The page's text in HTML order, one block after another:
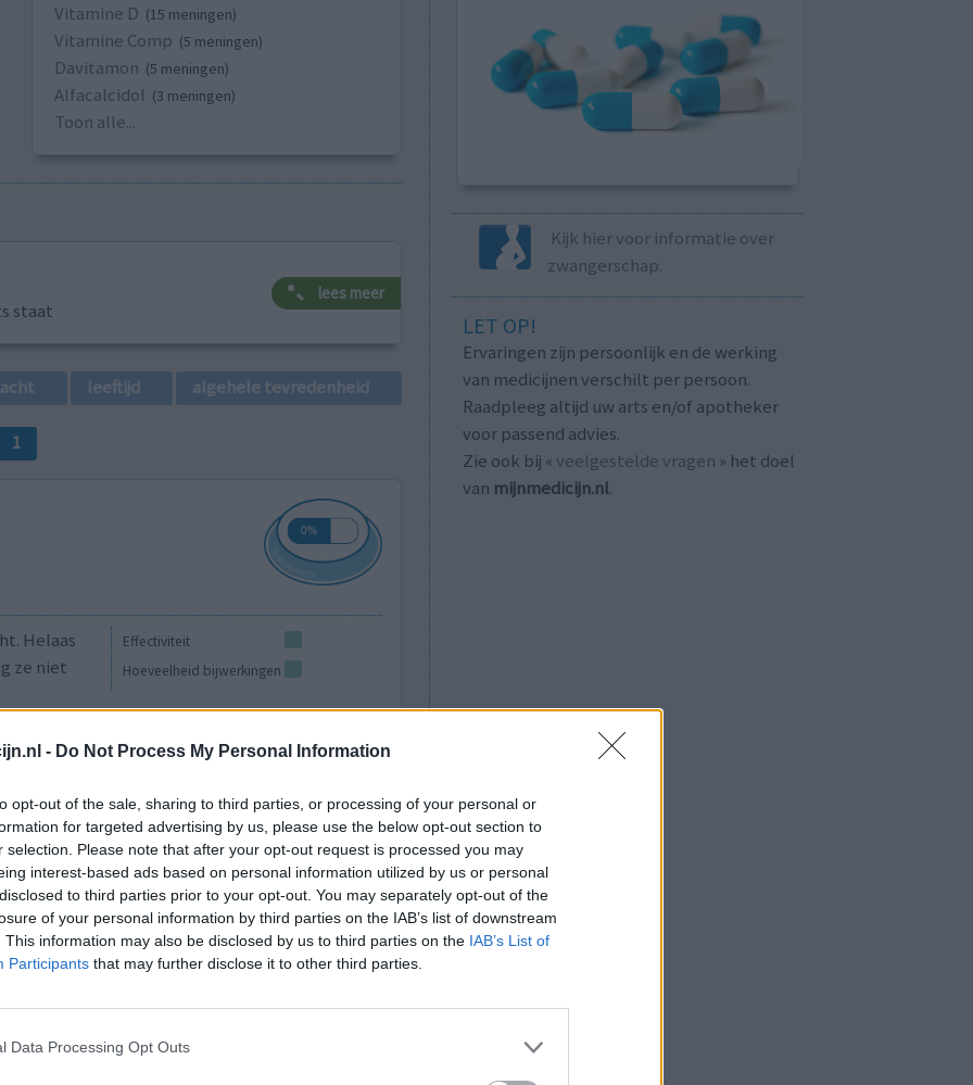
- Do Not Process My Personal Information
opt-out of the sale, sharing to third parties, or processing of your personal or
for targeted advertising by us, please use the below opt-out section to
selection. Please note that after your opt-out request is processed you may
interest-based ads based on personal information utilized by us or personal
to third parties prior to your opt-out. You may separately opt-out of the
of your personal information by third parties on the IAB’s list of downstream
This information may also be disclosed by us to third parties on the IAB’s List of
Participants that may further disclose it to other third parties.
Data Processing Opt Outs
Vitamine D (15 meningen)
Vitamine Comp (5 meningen)
Davitamon (5 meningen)
Alfacalcidol (3 meningen)
Toon alle...
staat
lees meer
leeftijd algehele tevredenheid
1
Effectiviteit
Hoeveelheid bijwerkingen
Helaas
ze niet
0 reacties
Effectiviteit
Kijk hier voor informatie over
zwangerschap.
LET OP!
Ervaringen zijn persoonlijk en de werking
van medicijnen verschilt per persoon.
Raadpleeg altijd uw arts en/of apotheker
voor passend advies.
Zie ook bij « veelgestelde vragen » het doel
van mijnmedicijn.nl.